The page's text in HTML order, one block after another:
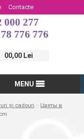
Contacte
000 277
776 776
00,00 Lei
MENU
și cadouri
Цветы в